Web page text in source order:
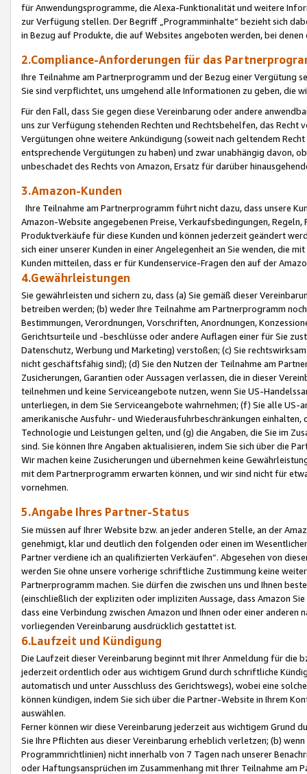
für Anwendungsprogramme, die Alexa-Funktionalität und weitere
zur Verfügung stellen. Der Begriff „Programminhalte“ bezieht sich
in Bezug auf Produkte, die auf Websites angeboten werden, bei
2.Compliance-Anforderungen für das
Ihre Teilnahme am Partnerprogramm und der Bezug einer Vergütung
Sie sind verpflichtet, uns umgehend alle Informationen zu geben, die
Für den Fall, dass Sie gegen diese Vereinbarung oder andere
uns zur Verfügung stehenden Rechten und Rechtsbehelfen, das
Vergütungen ohne weitere Ankündigung (soweit nach geltendem
entsprechende Vergütungen zu haben) und zwar unabhängig davon,
unbeschadet des Rechts von Amazon, Ersatz für darüber
3.Amazon-Kunden
Ihre Teilnahme am Partnerprogramm führt nicht dazu, dass unsere
Amazon-Website angegebenen Preise, Verkaufsbedingungen,
Produktverkäufe für diese Kunden und können jederzeit geändert
sich einer unserer Kunden in einer Angelegenheit an Sie wenden, die
Kunden mitteilen, dass er für Kundenservice-Fragen den auf der
4.Gewährleistungen
Sie gewährleisten und sichern zu, dass (a) Sie gemäß dieser
betreiben werden; (b) weder Ihre Teilnahme am Partnerprogramm
Bestimmungen, Verordnungen, Vorschriften, Anordnungen,
Gerichtsurteile und -beschlüsse oder andere Auflagen einer für Sie
Datenschutz, Werbung und Marketing) verstoßen; (c) Sie
nicht geschäftsfähig sind); (d) Sie den Nutzen der Teilnahme am
Zusicherungen, Garantien oder Aussagen verlassen, die in dieser
teilnehmen und keine Serviceangebote nutzen, wenn Sie US-
unterliegen, in dem Sie Serviceangebote wahrnehmen; (f) Sie alle
amerikanische Ausfuhr- und Wiederausfuhrbeschränkungen
Technologie und Leistungen gelten, und (g) die Angaben, die Sie im
sind. Sie können Ihre Angaben aktualisieren, indem Sie sich über die
Wir machen keine Zusicherungen und übernehmen keine
mit dem Partnerprogramm erwarten können, und wir sind nicht für
vornehmen.
5.Angabe Ihres Partner-Status
Sie müssen auf Ihrer Website bzw. an jeder anderen Stelle, an der
genehmigt, klar und deutlich den folgenden oder einen im
Partner verdiene ich an qualifizierten Verkäufen“. Abgesehen von
werden Sie ohne unsere vorherige schriftliche Zustimmung keine
Partnerprogramm machen. Sie dürfen die zwischen uns und Ihnen
(einschließlich der expliziten oder impliziten Aussage, dass Amazon
dass eine Verbindung zwischen Amazon und Ihnen oder einer
vorliegenden Vereinbarung ausdrücklich gestattet ist.
6.Laufzeit und Kündigung
Die Laufzeit dieser Vereinbarung beginnt mit Ihrer Anmeldung für die
jederzeit ordentlich oder aus wichtigem Grund durch schriftliche
automatisch und unter Ausschluss des Gerichtswegs), wobei eine
können kündigen, indem Sie sich über die Partner-Website in Ihrem
auswählen.
Ferner können wir diese Vereinbarung jederzeit aus wichtigem Grund
Sie Ihre Pflichten aus dieser Vereinbarung erheblich verletzen; (b)
Programmrichtlinien) nicht innerhalb von 7 Tagen nach unserer
oder Haftungsansprüchen im Zusammenhang mit Ihrer Teilnahme am